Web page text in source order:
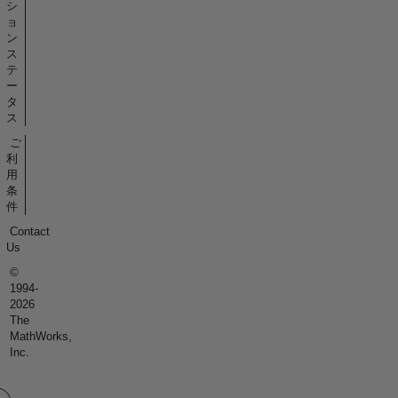
シ
ョ
ン
ス
テ
ー
タ
ス
ご
利
用
条
件
Contact
Us
©
1994-
2026
The
MathWorks,
Inc.